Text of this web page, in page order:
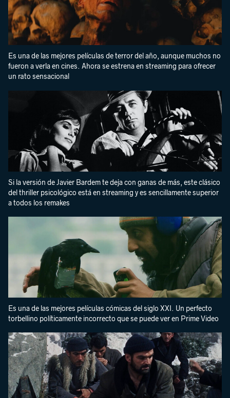
Es una de las mejores películas de terror del año, aunque muchos no
fueron a verla en cines. Ahora se estrena en streaming para ofrecer
un rato sensacional
Si la versión de Javier Bardem te deja con ganas de más, este clásico
del thriller psicológico está en streaming y es sencillamente superior
a todos los remakes
Es una de las mejores películas cómicas del siglo XXI. Un perfecto
torbellino políticamente incorrecto que se puede ver en Prime Video